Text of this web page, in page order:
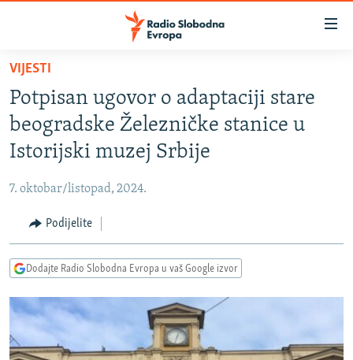
Pređite
glavni
sadržaj
Pređite
na
glavnu
Pređite
na
pretragu
BOSNA I HERCEGOVINA
SRBIJA
KOSOVO
CRNA GORA
VIZUELNO
INFOGRAFIKE
RAT U UKRAJINI
KINA NA BALKANU
RSE PRIČE IZ SVIJETA
VIJESTI
Potpisan ugovor o adaptaciji stare
beogradske Železničke stanice u
Istorijski muzej Srbije
7. oktobar/listopad, 2024.
Podijelite
Dodajte Radio Slobodna Evropa u vaš Google izvor